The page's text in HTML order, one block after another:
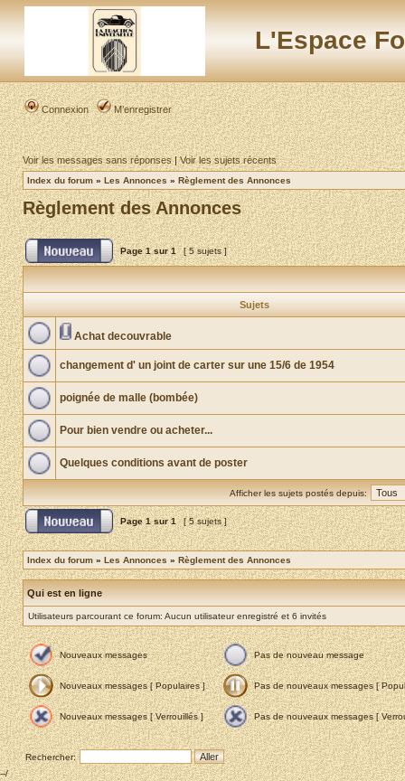
L'Espace
Connexion M’enregistrer
Voir les messages sans réponses|Voir les sujets récents
Index du forum » Les Annonces » Règlement des Annonces
Règlement des Annonces
Page1sur1 [ 5 sujets ]
Sujets
Achat decouvrable
changement d' un joint de carter sur une 15/6 de 1954
poignée de malle (bombée)
Pour bien vendre ou acheter...
Quelques conditions avant de poster
Afficher les sujets postés depuis:
Page1sur1 [ 5 sujets ]
Index du forum » Les Annonces » Règlement des Annonces
Qui est en ligne
Utilisateurs parcourant ce forum: Aucun utilisateur enregistré et 6 invités
Nouveaux messages Pas de nouveau message
Nouveaux messages [ Populaires ] Pas de nouveaux messages [
Nouveaux messages [ Verrouillés ] Pas de nouveaux messages [
Rechercher:
--/